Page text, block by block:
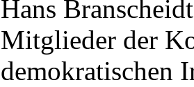
Hans
Mitglieder der
demokratischen